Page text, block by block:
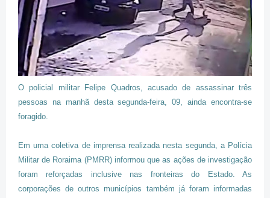
O policial militar Felipe Quadros, acusado de assassinar três
pessoas na manhã desta segunda-feira, 09, ainda encontra-se
foragido.
Em uma coletiva de imprensa realizada nesta segunda, a Polícia
Militar de Roraima (PMRR) informou que as ações de investigação
foram reforçadas inclusive nas fronteiras do Estado. As
corporações de outros municípios também já foram informadas